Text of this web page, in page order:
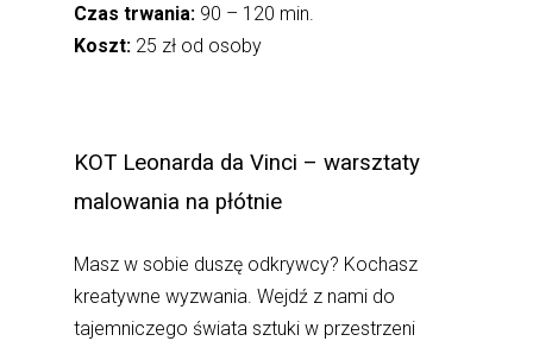
Czas trwania: 90 – 120 min.
Koszt: 25 zł od osoby
KOT Leonarda da Vinci – warsztaty
malowania na płótnie
Masz w sobie duszę odkrywcy? Kochasz
kreatywne wyzwania. Wejdź z nami do
tajemniczego świata sztuki w przestrzeni